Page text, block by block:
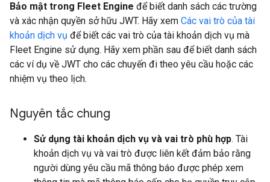
Bảo mật trong Fleet Engine để biết danh sách các trường
và xác nhận quyền sở hữu JWT. Hãy xem Các vai trò của tài
khoản dịch vụ để biết các vai trò của tài khoản dịch vụ mà
Fleet Engine sử dụng. Hãy xem phần sau để biết danh sách
các ví dụ về JWT cho các chuyến đi theo yêu cầu hoặc các
nhiệm vụ theo lịch.
Nguyên tắc chung
Sử dụng tài khoản dịch vụ và vai trò phù hợp. Tài
khoản dịch vụ và vai trò được liên kết đảm bảo rằng
người dùng yêu cầu mã thông báo được phép xem